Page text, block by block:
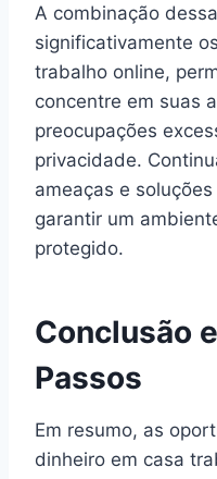
A combinação
significativamente
trabalho online,
concentre em suas
preocupações
privacidade.
ameaças e
garantir um
protegido.
Conclusão
Passos
Em resumo, as
dinheiro em casa